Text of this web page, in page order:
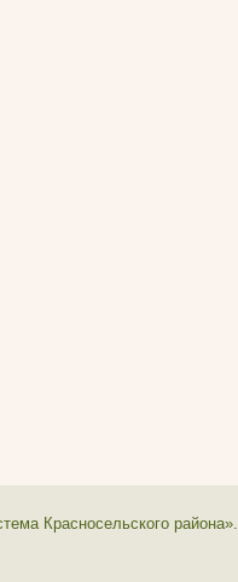
Красносельского района».